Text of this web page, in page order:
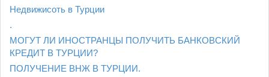
Недвижисоть в Турции
.
МОГУТ ЛИ ИНОСТРАНЦЫ ПОЛУЧИТЬ БАНКОВСКИЙ
КРЕДИТ В ТУРЦИИ?
ПОЛУЧЕНИЕ ВНЖ В ТУРЦИИ.